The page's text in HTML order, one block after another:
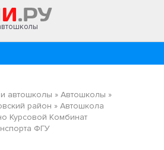
автошколы » Автошколы »
район » Автошкола
Курсовой Комбинат
ФГУ